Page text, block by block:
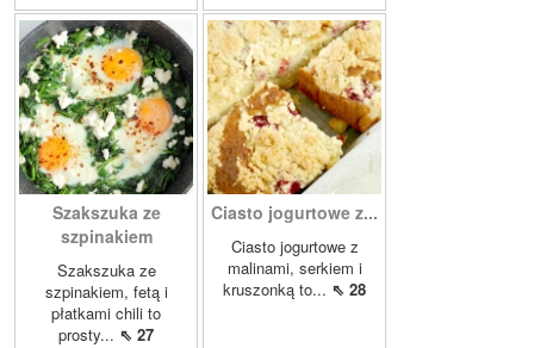
Szakszuka ze
szpinakiem
Szakszuka ze
szpinakiem, fetą i
płatkami chili to
prosty... ⇖ 27
Ciasto jogurtowe z...
Ciasto jogurtowe z
malinami, serkiem i
kruszonką to... ⇖ 28